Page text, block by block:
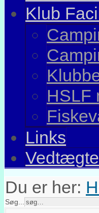
Klub
HSLF
Links
Du er her:
Søg...